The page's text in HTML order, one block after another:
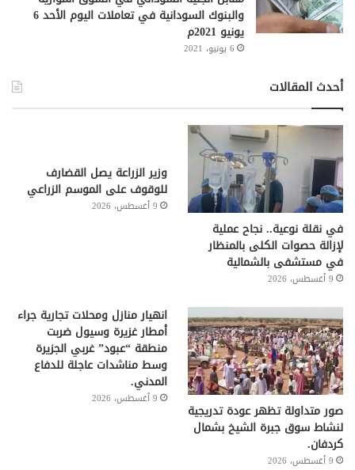
والبنوك السودانية في تعاملات اليوم الأحد 6
يونيو 2021م
6 يونيو، 2021
أحدث المقالات
في نقلة نوعية.. نجاح عملية
لإزالة حصوات الكلى بالمنظار
في مستشفى بالشمالية
9 أغسطس، 2026
وزير الزراعة يصل القضارف
للوقوف على الموسم الزراعي
9 أغسطس، 2026
صور متداولة تظهر عودة تدريجية
لنشاط سوق جبرة الشيخ بشمال
كردفان.
9 أغسطس، 2026
انهيار منازل ومحلات تجارية جراء
أمطار غزيرة وسيول ضربت
منطقة “عبود” غربي الجزيرة
وسط مناشدات عاجلة للدفاع
المدني.
9 أغسطس، 2026